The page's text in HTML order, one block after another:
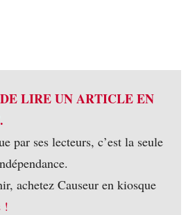
LIRE UN ARTICLE EN
par ses lecteurs, c’est la seule
achetez Causeur en kiosque
!